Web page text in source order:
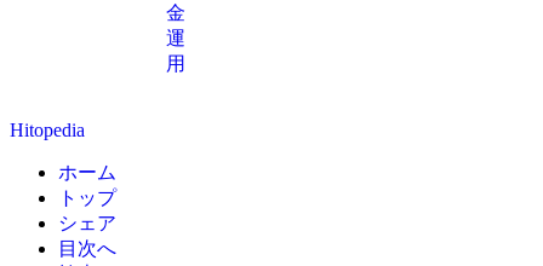
金
運
用
Hitopedia
ホーム
トップ
シェア
目次へ